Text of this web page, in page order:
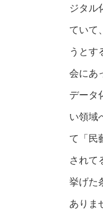
ジタル
ていて
うとす
会にあ
データ
い領域
て「民
されて
挙げた
ありま